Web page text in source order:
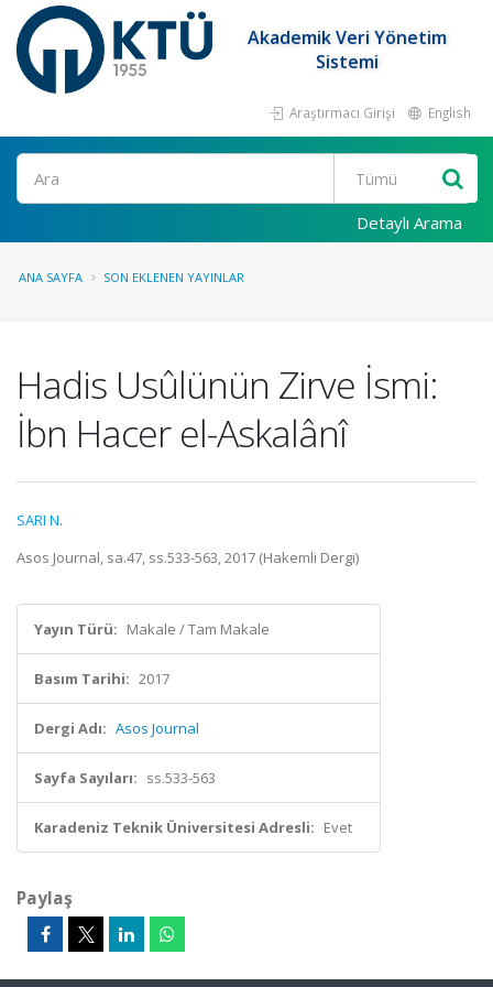
Akademik Veri Yönetim
Sistemi
Araştırmacı Girişi English
Ara
Detaylı Arama
ANA SAYFA SON EKLENEN YAYINLAR
Hadis Usûlünün Zirve İsmi:
İbn Hacer el-Askalânî
SARI N.
Asos Journal, sa.47, ss.533-563, 2017 (Hakemli Dergi)
Yayın Türü: Makale / Tam Makale
Basım Tarihi: 2017
Dergi Adı: Asos Journal
Sayfa Sayıları: ss.533-563
Karadeniz Teknik Üniversitesi Adresli: Evet
Paylaş